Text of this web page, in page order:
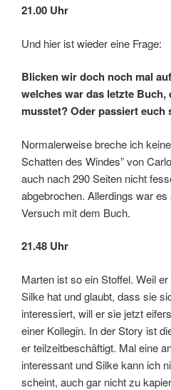
21.00 Uhr
Und hier ist wieder eine Frage:
Blicken wir doch noch mal
welches war das letzte Buch,
musstet? Oder passiert
Normalerweise breche ich
Schatten des Windes” von
auch nach 290 Seiten nicht
abgebrochen. Allerdings war
Versuch mit dem Buch.
21.48 Uhr
Marten ist so ein Stoffel. Weil
Silke hat und glaubt, dass sie
interessiert, will er sie jetzt
einer Kollegin. In der Story ist
er teilzeitbeschäftigt. Mal eine
interessant und Silke kann ich
scheint, auch gar nicht zu